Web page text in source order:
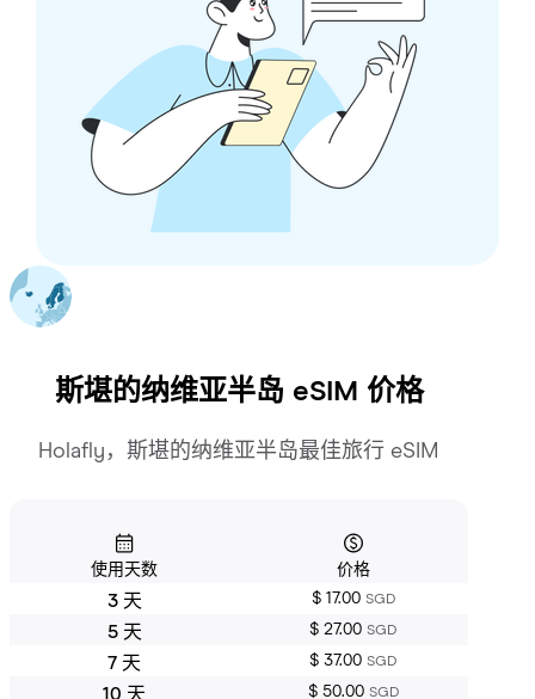
斯堪的纳维亚半岛 eSIM 价格
Holafly，斯堪的纳维亚半岛最佳旅行 eSIM
使用天数 价格
3 天 $ 17.00 SGD
5 天 $ 27.00 SGD
7 天 $ 37.00 SGD
10 天 $ 50.00 SGD